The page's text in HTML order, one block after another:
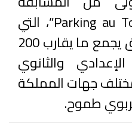
الوطنية للروبوتات “Parking au Top”، التي
تشكل حدثا غير مسبوق يجمع ما يقارب 200
والثانوي
جهات المملكة
طموح.